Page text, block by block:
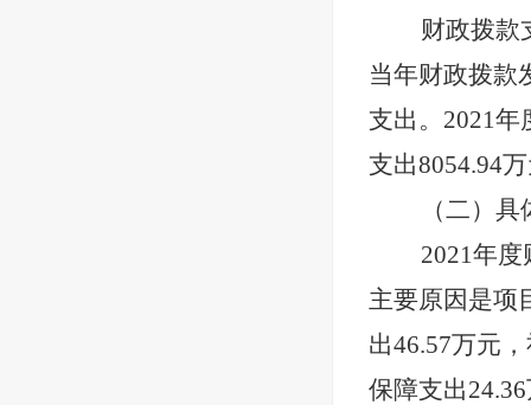
财政拨款
当年财政拨款
支出。2021年
支出8054.94
（二）
2021年
主要原因是项
出46.57万元
保障支出